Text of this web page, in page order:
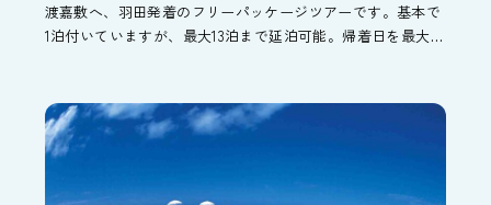
渡嘉敷へ、羽田発着のフリーパッケージツアーです。基本で
1泊付いていますが、最大13泊まで延泊可能。帰着日を最大14